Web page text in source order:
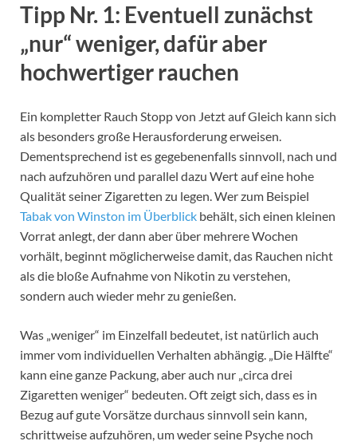
Tipp Nr. 1: Eventuell zunächst
„nur“ weniger, dafür aber
hochwertiger rauchen
Ein kompletter Rauch Stopp von Jetzt auf Gleich kann sich
als besonders große Herausforderung erweisen.
Dementsprechend ist es gegebenenfalls sinnvoll, nach und
nach aufzuhören und parallel dazu Wert auf eine hohe
Qualität seiner Zigaretten zu legen. Wer zum Beispiel
Tabak von Winston im Überblick behält, sich einen kleinen
Vorrat anlegt, der dann aber über mehrere Wochen
vorhält, beginnt möglicherweise damit, das Rauchen nicht
als die bloße Aufnahme von Nikotin zu verstehen,
sondern auch wieder mehr zu genießen.
Was „weniger“ im Einzelfall bedeutet, ist natürlich auch
immer vom individuellen Verhalten abhängig. „Die Hälfte“
kann eine ganze Packung, aber auch nur „circa drei
Zigaretten weniger“ bedeuten. Oft zeigt sich, dass es in
Bezug auf gute Vorsätze durchaus sinnvoll sein kann,
schrittweise aufzuhören, um weder seine Psyche noch